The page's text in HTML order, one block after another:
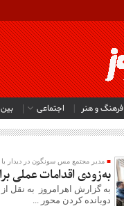
فرهنگ و هنر اجتماعی
مدیر‌ مجتمع مس سونگون در دیدار با
به‌زودی اقدامات عملی
به گزارش اهرامروز به نقل
دوبانده کردن محور ...